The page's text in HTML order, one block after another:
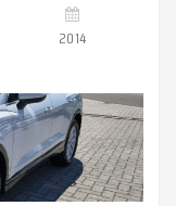
2014